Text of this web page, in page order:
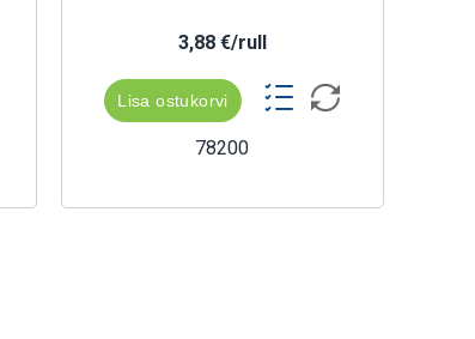
3,88 €/rull
Lisa ostukorvi
78200